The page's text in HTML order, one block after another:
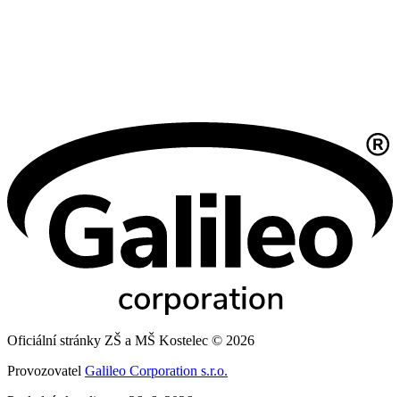
Oficiální stránky ZŠ a MŠ Kostelec © 2026
Provozovatel Galileo Corporation s.r.o.